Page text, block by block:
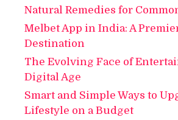
Natural Remedies for
Melbet App in India: A
Destination
The Evolving Face of
Digital Age
Smart and Simple Ways to
Lifestyle on a Budget